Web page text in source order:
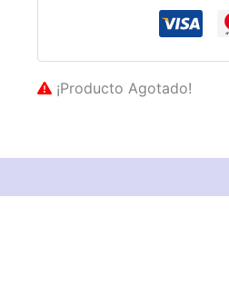
¡Producto Agotado!